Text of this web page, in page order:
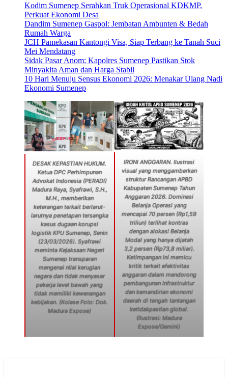
Kodim Sumenep Serahkan Truk Operasional KDKMP,
Perkuat Ekonomi Desa
Dandim Sumenep Gaspol: Jembatan Ambunten & Bedah
Rumah Warga
JCH Pamekasan Kantongi Visa, Siap Terbang ke Tanah Suci
Mei Mendatang
Sidak Pasar Anom: Kapolres Sumenep Pastikan Stok
Minyakita Aman dan Harga Stabil
10 Hari Menuju Sensus Ekonomi 2026: Menakar Ulang Nadi
Ekonomi Sumenep
DESAK KEPASTIAN HUKUM.
Ketua DPC Perhimpunan
Advokat Indonesia (PERADI)
Madura Raya, Syafrawi, S.H.,
M.H., memberikan
keterangan terkait berlarut-
larutnya penetapan tersangka
kasus dugaan korupsi
logistik KPU Sumenep, Senin
(23/03/2026). Syafrawi
meminta Kejaksaan Negeri
Sumenep transparan
mengenai nilai kerugian
negara dan tidak menyasar
pekerja level bawah yang
tidak memiliki kewenangan
kebijakan. (Kolase Foto: Dok.
Madura Expose)
IRONI ANGGARAN. Ilustrasi
visual yang menggambarkan
struktur Rancangan APBD
Kabupaten Sumenep Tahun
Anggaran 2026. Dominasi
Belanja Operasi yang
mencapai 70 persen (Rp1,59
triliun) terlihat kontras
dengan alokasi Belanja
Modal yang hanya dijatah
3,2 persen (Rp73,8 miliar).
Ketimpangan ini memicu
kritik terkait efektivitas
anggaran dalam mendorong
pembangunan infrastruktur
dan kemandirian ekonomi
daerah di tengah tantangan
ketidakpastian global.
(Ilustrasi: Madura
Expose/Gemini)